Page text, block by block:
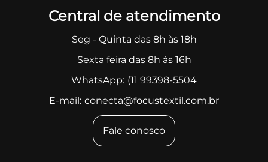
Central de atendimento
Seg - Quinta das 8h às 18h
Sexta feira das 8h às 16h
WhatsApp: (11 99398-5504
E-mail: conecta@focustextil.com.br
Fale conosco